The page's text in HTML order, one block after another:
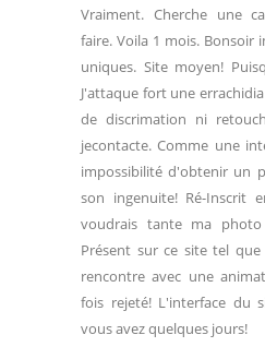
Vraiment. Cherche une
faire. Voila 1 mois. Bonsoir
uniques. Site moyen!
J'attaque fort une
de discrimation ni
jecontacte. Comme une
impossibilité d'obtenir un
son ingenuite! Ré-Inscrit
voudrais tante ma
Présent sur ce site tel
rencontre avec une
fois rejeté! L'interface du
vous avez quelques jours!